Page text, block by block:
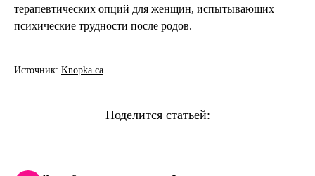
терапевтических опций для женщин, испытывающих
психические трудности после родов.
Источник: Knopka.ca
Поделится статьей: